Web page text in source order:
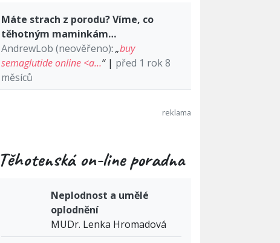
Máte strach z porodu? Víme, co
těhotným maminkám…
AndrewLob (neověřeno): „buy
semaglutide online <a…“| před 1 rok 8
měsíců
Těhotenská on-line poradna
Neplodnost a umělé
oplodnění
MUDr. Lenka Hromadová